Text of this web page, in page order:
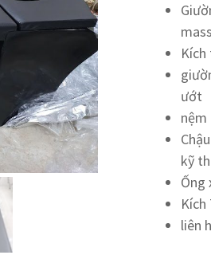
ướt
kỹ
Ống
liên